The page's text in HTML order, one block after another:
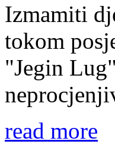
Izmamiti
tokom
"Jegin
read more